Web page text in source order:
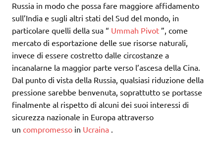
Russia in modo che possa fare maggiore affidamento
sull’India e sugli altri stati del Sud del mondo, in
particolare quelli della sua “ Ummah Pivot ”, come
mercato di esportazione delle sue risorse naturali,
invece di essere costretto dalle circostanze a
incanalarne la maggior parte verso l’ascesa della Cina.
Dal punto di vista della Russia, qualsiasi riduzione della
pressione sarebbe benvenuta, soprattutto se portasse
finalmente al rispetto di alcuni dei suoi interessi di
sicurezza nazionale in Europa attraverso
un compromesso in Ucraina .